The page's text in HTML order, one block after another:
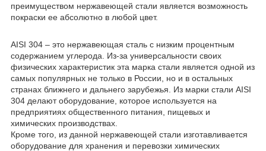
преимуществом нержавеющей стали является возможность
покраски ее абсолютно в любой цвет.
AISI 304 – это нержавеющая сталь с низким процентным
содержанием углерода. Из-за универсальности своих
физических характеристик эта марка стали является одной из
самых популярных не только в России, но и в остальных
странах ближнего и дальнего зарубежья. Из марки стали AISI
304 делают оборудование, которое используется на
предприятиях общественного питания, пищевых и
химических производствах.
Кроме того, из данной нержавеющей стали изготавливается
оборудование для хранения и перевозки химических